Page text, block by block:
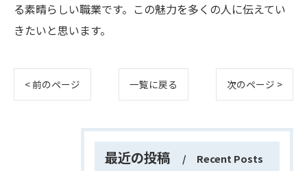
る素晴らしい職業です。この魅力を多くの人に伝えてい
きたいと思います。
< 前のページ 一覧に戻る 次のページ >
最近の投稿 Recent Posts